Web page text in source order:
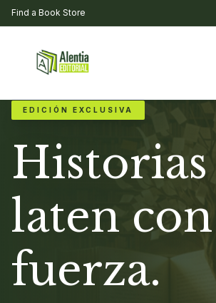
Find a Book Store
EDICIÓN EXCLUSIVA
laten con
fuerza.